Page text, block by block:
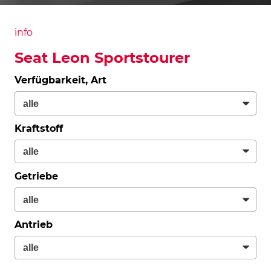
info
Seat Leon Sportstourer
Verfügbarkeit, Art
Kraftstoff
Getriebe
Antrieb